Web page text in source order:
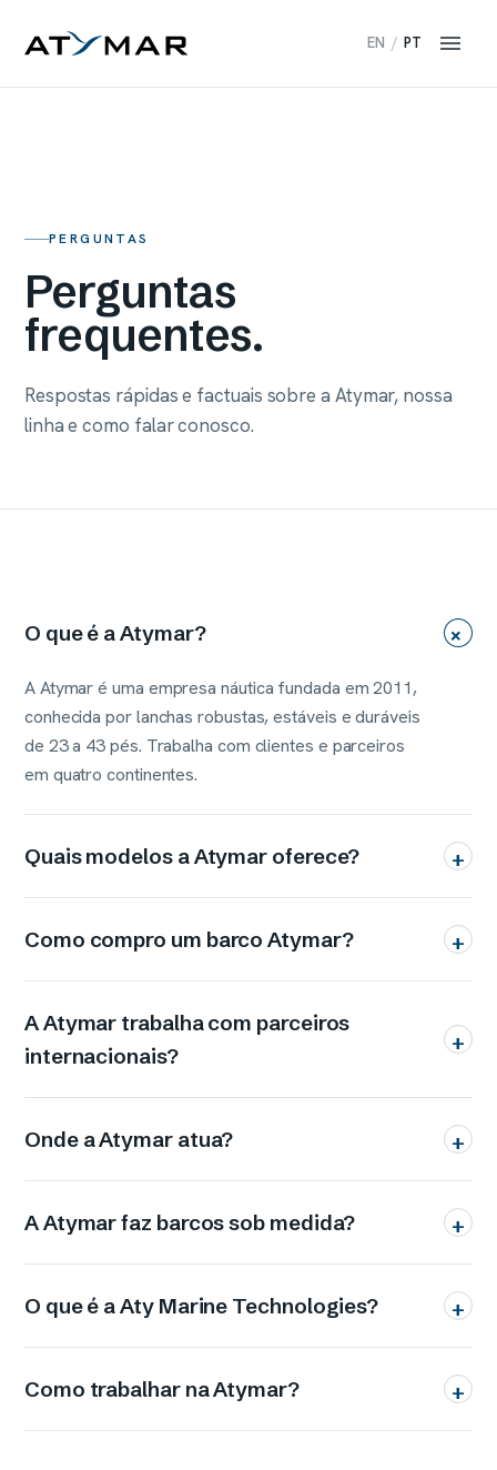
EN / PT
PERGUNTAS
Perguntas
frequentes.
Respostas rápidas e factuais sobre a Atymar, nossa
linha e como falar conosco.
O que é a Atymar? +
A Atymar é uma empresa náutica fundada em 2011,
conhecida por lanchas robustas, estáveis e duráveis
de 23 a 43 pés. Trabalha com clientes e parceiros
em quatro continentes.
Quais modelos a Atymar oferece? +
Como compro um barco Atymar? +
A Atymar trabalha com parceiros
internacionais?
+
Onde a Atymar atua? +
A Atymar faz barcos sob medida? +
O que é a Aty Marine Technologies? +
Como trabalhar na Atymar? +